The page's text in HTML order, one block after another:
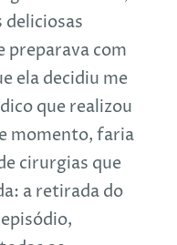
preparava com
ela decidiu me
que realizou
momento, faria
cirurgias que
a retirada do